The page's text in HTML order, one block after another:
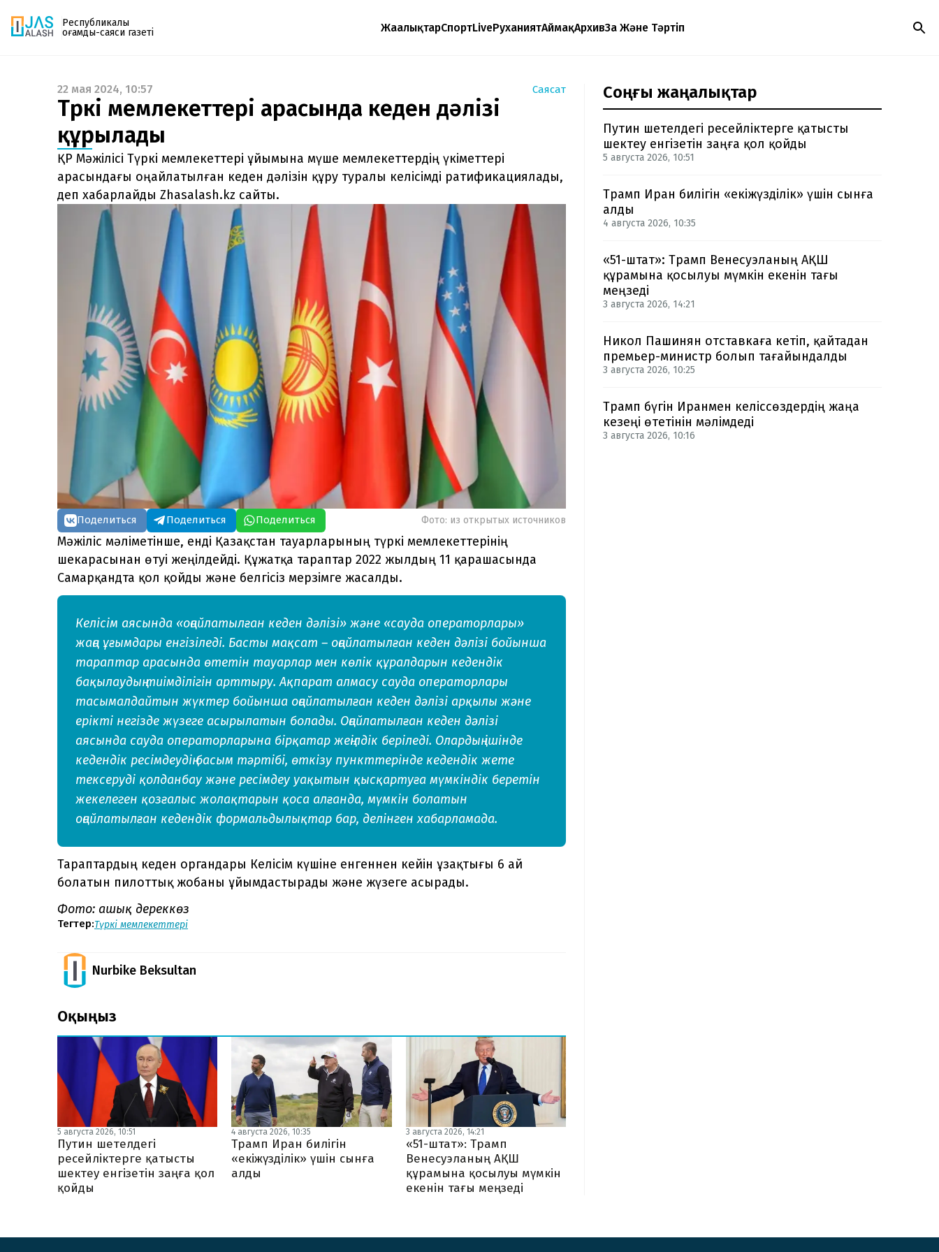
Республикалық
қоғамдық-саяси газеті
ЖаңалықтарСпортLiveРуханиятАймақАрхивЗаң Және Тәртіп
Газетке жазылу
PDF форматтағы газетті ай сайын электронды
поштаңызға алып отырыңыз. Жаңа нөмір
шыққан сәтте сізге бірден жіберіледі. Тек email
енгізіңіз, біз қалғанын өзіміз жібереміз.
22 мая 2024, 10:57 Саясат
Түркі мемлекеттері арасында кеден дәлізі
құрылады
ҚР Мәжілісі Түркі мемлекеттері ұйымына мүше мемлекеттердің үкіметтері
арасындағы оңайлатылған кеден дәлізін құру туралы келісімді ратификациялады,
деп хабарлайды Zhasalash.kz сайты.
Поделиться Поделиться Поделиться Фото: из открытых источников
Мәжіліс мәліметінше, енді Қазақстан тауарларының түркі мемлекеттерінің
шекарасынан өтуі жеңілдейді. Құжатқа тараптар 2022 жылдың 11 қарашасында
Самарқандта қол қойды және белгісіз мерзімге жасалды.
Келісім аясында «оңайлатылған кеден дәлізі» және «сауда операторлары»
жаңа ұғымдары енгізіледі. Басты мақсат – оңайлатылған кеден дәлізі бойынша
тараптар арасында өтетін тауарлар мен көлік құралдарын кедендік
бақылаудың тиімділігін арттыру. Ақпарат алмасу сауда операторлары
тасымалдайтын жүктер бойынша оңайлатылған кеден дәлізі арқылы және
ерікті негізде жүзеге асырылатын болады. Оңайлатылған кеден дәлізі
аясында сауда операторларына бірқатар жеңілдік беріледі. Олардың ішінде
кедендік ресімдеудің басым тәртібі, өткізу пункттерінде кедендік жете
тексеруді қолданбау және ресімдеу уақытын қысқартуға мүмкіндік беретін
жекелеген қозғалыс жолақтарын қоса алғанда, мүмкін болатын
оңайлатылған кедендік формальдылықтар бар, делінген хабарламада.
Тараптардың кеден органдары Келісім күшіне енгеннен кейін ұзақтығы 6 ай
болатын пилоттық жобаны ұйымдастырады және жүзеге асырады.
Фото: ашық дереккөз
Тегтер:Түркі мемлекеттері
Nurbike Beksultan
Оқыңыз
5 августа 2026, 10:51
Путин шетелдегі
ресейліктерге қатысты
шектеу енгізетін заңға қол
қойды
4 августа 2026, 10:35
Трамп Иран билігін
«екіжүзділік» үшін сынға
алды
3 августа 2026, 14:21
«51-штат»: Трамп
Венесуэланың АҚШ
құрамына қосылуы мүмкін
екенін тағы меңзеді
Соңғы жаңалықтар
Путин шетелдегі ресейліктерге қатысты
шектеу енгізетін заңға қол қойды
5 августа 2026, 10:51
Трамп Иран билігін «екіжүзділік» үшін сынға
алды
4 августа 2026, 10:35
«51-штат»: Трамп Венесуэланың АҚШ
құрамына қосылуы мүмкін екенін тағы
меңзеді
3 августа 2026, 14:21
Никол Пашинян отставкаға кетіп, қайтадан
премьер-министр болып тағайындалды
3 августа 2026, 10:25
Трамп бүгін Иранмен келіссөздердің жаңа
кезеңі өтетінін мәлімдеді
3 августа 2026, 10:16